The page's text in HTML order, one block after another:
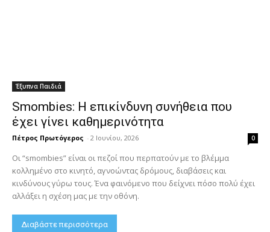
Έξυπνα Παιδιά
Smombies: Η επικίνδυνη συνήθεια που
έχει γίνει καθημερινότητα
Πέτρος Πρωτόγερος - 2 Ιουνίου, 2026 0
Οι “smombies” είναι οι πεζοί που περπατούν με το βλέμμα
κολλημένο στο κινητό, αγνοώντας δρόμους, διαβάσεις και
κινδύνους γύρω τους. Ένα φαινόμενο που δείχνει πόσο πολύ έχει
αλλάξει η σχέση μας με την οθόνη.
Διαβάστε περισσότερα